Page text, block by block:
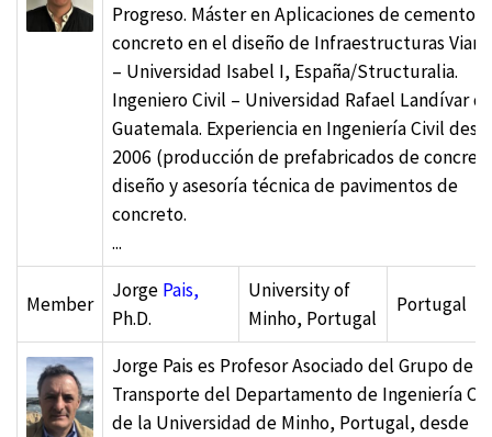
Progreso. Máster en Aplicaciones de cemento y
concreto en el diseño de Infraestructuras
– Universidad Isabel I, España/Structuralia.
Ingeniero Civil – Universidad Rafael Landívar
Guatemala. Experiencia en Ingeniería Civil
2006 (producción de prefabricados de
diseño y asesoría técnica de pavimentos de
concreto.
...
Member
Jorge Pais,
Ph.D.
University of
Minho, Portugal
Portugal
Jorge Pais es Profesor Asociado del Grupo de
Transporte del Departamento de Ingeniería
de la Universidad de Minho, Portugal, desde